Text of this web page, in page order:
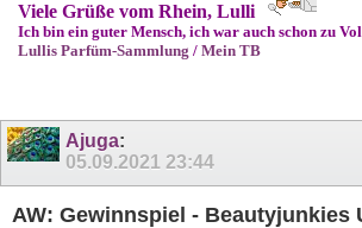
Viele Grüße vom Rhein, Lulli
Ich bin ein guter Mensch, ich war auch schon zu
Lullis Parfüm-Sammlung / Mein TB
Ajuga:
05.09.2021 23:44
AW: Gewinnspiel - Beautyjunkies